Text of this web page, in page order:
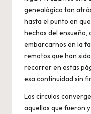
genealógico tan
hasta el punto en
hechos del ensueño,
embarcarnos en la
remotos que han
recorrer en estas
esa continuidad sin
Los círculos
aquellos que fueron